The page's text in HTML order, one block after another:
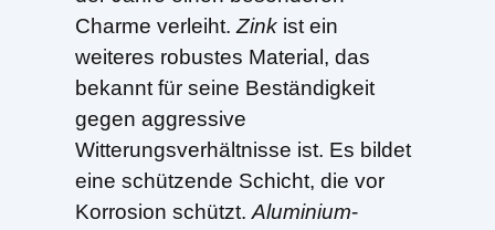
Charme verleiht.Zink ist ein
weiteres robustes Material, das
bekannt für seine Beständigkeit
gegen aggressive
Witterungsverhältnisse ist. Es bildet
eine schützende Schicht, die vor
Korrosion schützt.Aluminium-